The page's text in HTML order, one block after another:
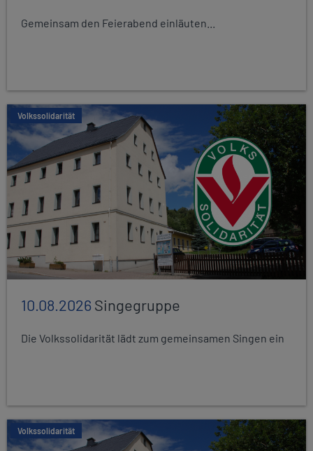
Gemeinsam den Feierabend einläuten...
Volkssolidarität
10.08.2026Singegruppe
Die Volkssolidarität lädt zum gemeinsamen Singen ein
Volkssolidarität